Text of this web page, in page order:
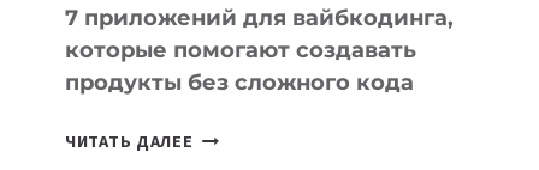
7 приложений для вайбкодинга,
которые помогают создавать
продукты без сложного кода
ЧИТАТЬ ДАЛЕЕ